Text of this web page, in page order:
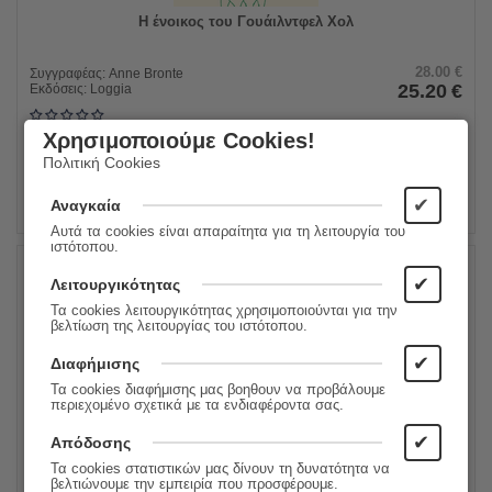
Η ένοικος του Γουάιλντφελ Χολ
Συγγραφέας: Anne Bronte
Εκδόσεις: Loggia
28.00 €
25.20 €
ΠΡΟΣΘΗΚΗ ΣΤΟ ΚΑΛΑΘΙ
Χρησιμοποιούμε Cookies!
Πολιτική Cookies
Αναγκαία ✔
Αυτά τα cookies είναι απαραίτητα για τη λειτουργία του
ιστότοπου.
Λειτουργικότητας ✔
Τα cookies λειτουργικότητας χρησιμοποιούνται για την
βελτίωση της λειτουργίας του ιστότοπου.
Διαφήμισης ✔
Τα cookies διαφήμισης μας βοηθουν να προβάλουμε
περιεχομένο σχετικά με τα ενδιαφέροντα σας.
Απόδοσης ✔
Τα cookies στατιστικών μας δίνουν τη δυνατότητα να
βελτιώνουμε την εμπειρία που προσφέρουμε.